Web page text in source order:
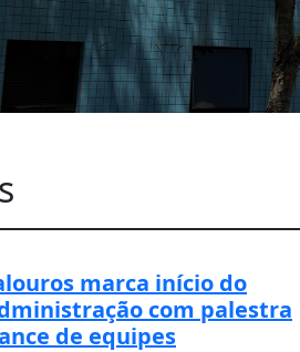
marca início do
com palestra
de equipes